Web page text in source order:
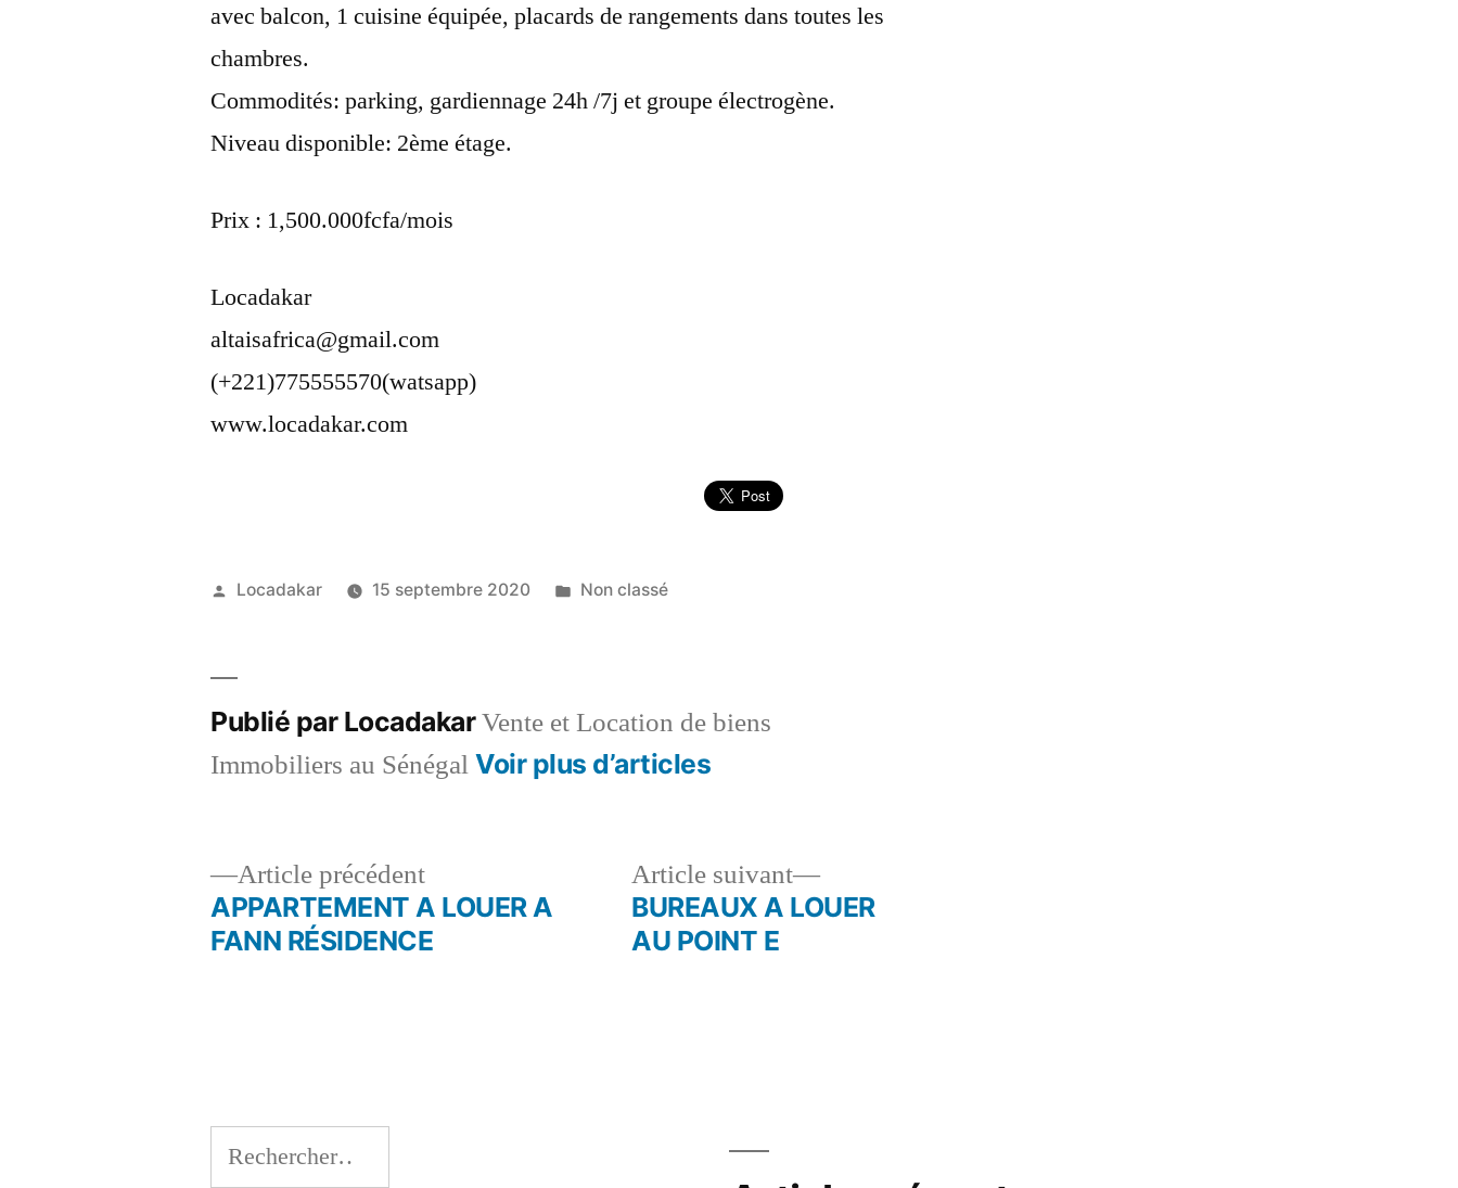
avec balcon, 1 cuisine équipée, placards de rangements dans toutes les
chambres.
Commodités: parking, gardiennage 24h /7j et groupe électrogène.
Niveau disponible: 2ème étage.
Prix : 1,500.000fcfa/mois
Locadakar
altaisafrica@gmail.com
(+221)775555570(watsapp)
www.locadakar.com
Publié
Locadakar 15 septembre 2020
Publié
Non classé
Publié par LocadakarVente et Location de biens
Immobiliers au SénégalVoir plus d’articles
Navigation
Article précédentArticle
précédent :
APPARTEMENT A LOUER A
FANN RÉSIDENCE
Article suivant
Article
suivant :
BUREAUX A LOUER
AU POINT E
Rechercher :